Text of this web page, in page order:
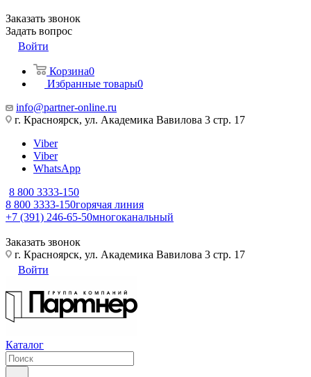
Заказать звонок
Задать вопрос
Войти
Корзина0
Избранные товары0
info@partner-online.ru
г. Красноярск, ул. Академика Вавилова 3 стр. 17
Viber
Viber
WhatsApp
8 800 3333-150
8 800 3333-150горячая линия
+7 (391) 246-65-50многоканальный
Заказать звонок
г. Красноярск, ул. Академика Вавилова 3 стр. 17
Войти
Каталог